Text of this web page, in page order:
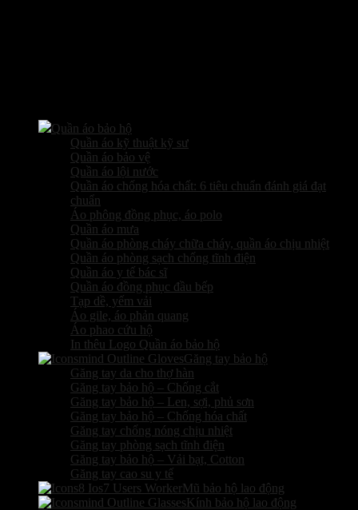
Quần áo bảo hộ
Quần áo kỹ thuật kỹ sư
Quần áo bảo vệ
Quần áo lội nước
Quần áo chống hóa chất: 6 tiêu chuẩn đánh giá đạt
chuẩn
Áo phông đồng phục, áo polo
Quần áo mưa
Quần áo phòng cháy chữa cháy, quần áo chịu nhiệt
Quần áo phòng sạch chống tĩnh điện
Quần áo y tế bác sĩ
Quần áo đồng phục đầu bếp
Tạp dề, yếm vải
Áo gile, áo phản quang
Áo phao cứu hộ
In thêu Logo Quần áo bảo hộ
Găng tay bảo hộ
Găng tay da cho thợ hàn
Găng tay bảo hộ – Chống cắt
Găng tay bảo hộ – Len, sợi, phủ sơn
Găng tay bảo hộ – Chống hóa chất
Găng tay chống nóng chịu nhiệt
Găng tay phòng sạch tĩnh điện
Găng tay bảo hộ – Vải bạt, Cotton
Găng tay cao su y tế
Mũ bảo hộ lao động
Kính bảo hộ lao động